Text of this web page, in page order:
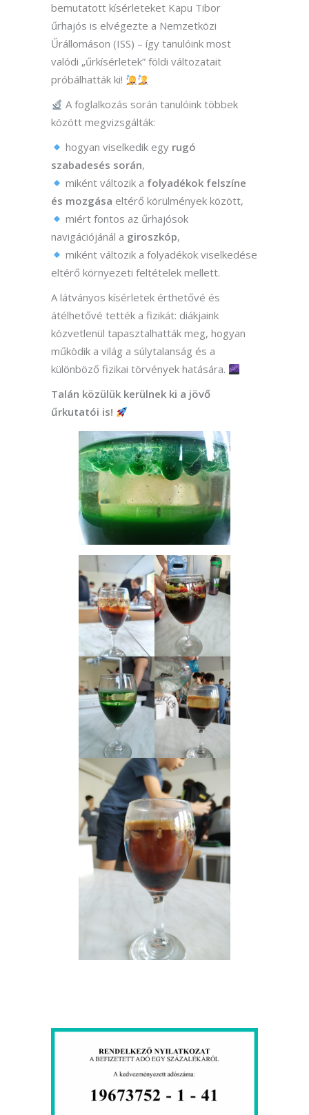
bemutatott kísérleteket Kapu Tibor
űrhajós is elvégezte a Nemzetközi
Űrállomáson (ISS) – így tanulóink most
valódi „űrkísérletek” földi változatait
próbálhatták ki!
A foglalkozás során tanulóink többek
között megvizsgálták:
hogyan viselkedik egy rugó
szabadesés során,
miként változik a folyadékok felszíne
és mozgása eltérő körülmények között,
miért fontos az űrhajósok
navigációjánál a giroszkóp,
miként változik a folyadékok viselkedése
eltérő környezeti feltételek mellett.
A látványos kísérletek érthetővé és
átélhetővé tették a fizikát: diákjaink
közvetlenül tapasztalhatták meg, hogyan
működik a világ a súlytalanság és a
különböző fizikai törvények hatására.
Talán közülük kerülnek ki a jövő
űrkutatói is!